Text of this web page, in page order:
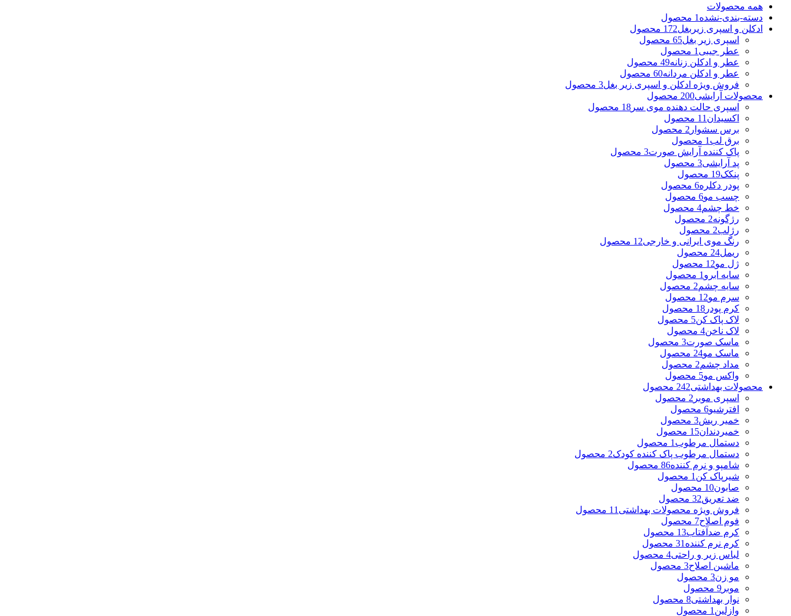
همه محصولات
دسته-بندی-نشده 1 محصول
ادکلن و اسپری زیربغل172 محصول
اسپری زیر بغل65 محصول
عطر جیبی 1 محصول
عطر و ادکلن زنانه49 محصول
عطر و ادکلن مردانه60 محصول
فروش ویژه ادکلن و اسپری زیر بغل3 محصول
محصولات آرایشی200 محصول
اسپری حالت دهنده موی سر 18 محصول
اکسیدان 11 محصول
برس سشوار 2 محصول
برق لب 1 محصول
پاک کننده آرایش صورت3 محصول
پد آرایشی3 محصول
پنکک19 محصول
پودر دکلره6 محصول
چسب مو6 محصول
خط چشم4 محصول
رژگونه2 محصول
رژلب2 محصول
رنگ موی ایرانی و خارجی12 محصول
ریمل24 محصول
ژل مو12 محصول
سایه ابرو 1 محصول
سایه چشم2 محصول
سرم مو12 محصول
کرم پودر 18 محصول
لاک پاک کن5 محصول
لاک ناخن4 محصول
ماسک صورت3 محصول
ماسک مو24 محصول
مداد چشم2 محصول
واکس مو5 محصول
محصولات بهداشتی242 محصول
اسپری موبر 2 محصول
افترشیو6 محصول
خمیر ریش3 محصول
خمیردندان15 محصول
دستمال مرطوب 1 محصول
دستمال مرطوب پاک کننده کودک2 محصول
شامپو و نرم کننده86 محصول
شیرپاک کن 1 محصول
صابون10 محصول
ضد تعریق32 محصول
فروش ویژه محصولات بهداشتی 11 محصول
فوم اصلاح7 محصول
کرم ضدآفتاب13 محصول
کرم نرم کننده 31 محصول
لباس زیر و راحتی4 محصول
ماشین اصلاح3 محصول
مو زن3 محصول
موبر 9 محصول
نوار بهداشتی8 محصول
وازلین 1 محصول